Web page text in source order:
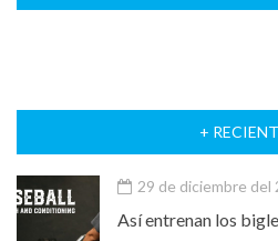
+
29 de diciembre del
Así entrenan los